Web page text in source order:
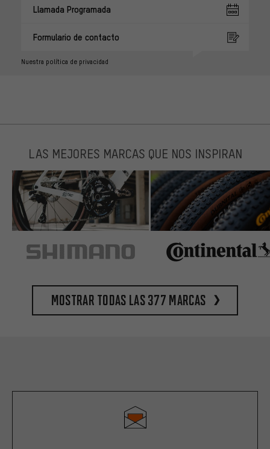
Llamada Programada
Formulario de contacto
Nuestra política de privacidad
LAS MEJORES MARCAS QUE NOS INSPIRAN
Mostrar todas las 377 marcas